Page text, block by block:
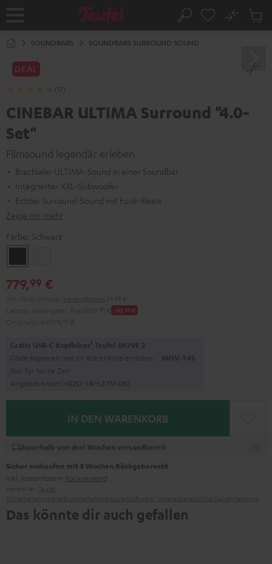
Startseite Suche
No
SOUNDBARS SOUNDBARS SURROUND SOUND
DEAL
(17)
CINEBAR ULTIMA Surround "4.0-
Set"
Filmsound legendär erleben.
Brachialer ULTIMA-Sound in einer Soundbar
Integrierter XXL-Subwoofer
Echter Surround-Sound mit Funk-Rears
Zeige mir mehr
Farbe: Schwarz
779,99 €
-50,00 €
Gratis USB-C Kopfhörer1 Teufel MOVE 2
Code kopieren und im Warenkorb einlösen. MOV-T4S
Nur für kurze Zeit
Angebot endet in02D:18H: 27M:07S
IN DEN WARENKORB
Innerhalb von drei Wochen versandbereit
Sicher einkaufen mit 8 Wochen Rückgaberecht
inkl. kostenlosem Rückversand
Das könnte dir auch gefallen